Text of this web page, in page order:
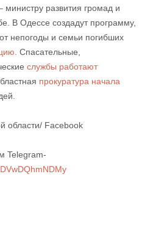
развития громад и
В Одессе создадут программу,
непогоды и семьи погибших
Спасательные,
службы работают
прокуратура начала
области/ Facebook
Telegram-